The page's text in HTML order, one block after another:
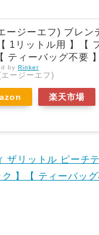
ージーエフ) ブレン
1リットル用 】【
ティーバッグ不要 】
by Rinker
ージーエフ)
楽天市場
ザリットル ピーチ
】【 ティーバッグ